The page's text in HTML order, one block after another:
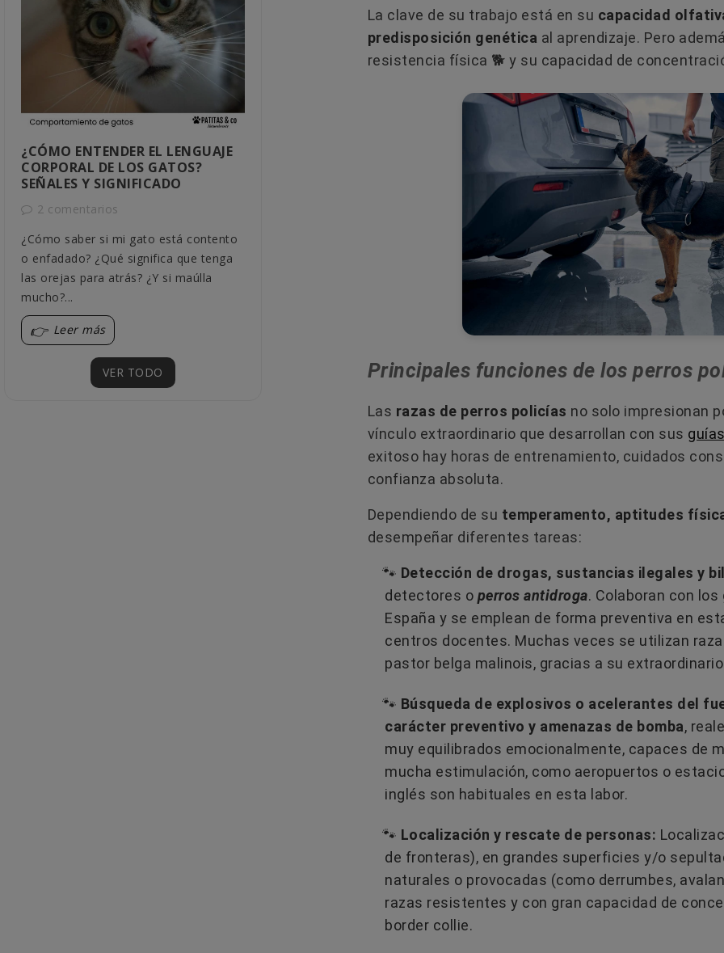
¿CÓMO ENTENDER EL LENGUAJE
CORPORAL DE LOS GATOS?
SEÑALES Y SIGNIFICADO
2 comentarios
¿Cómo saber si mi gato está contento
o enfadado? ¿Qué significa que tenga
las orejas para atrás? ¿Y si maúlla
mucho?...
Leer más
Descubre cómo diferenciar el sexo de
MI PERRO TOSE COMO SI
TUVIERA ALGO ATORADO
GARGANTA
2 comentarios
¿Tu perro tose como si se
ahogando? Puede parecer un
atragantamiento, pero hay
otras causas detrás...
Leer más
VER TODO
La clave de su trabajo está en su capacidad
predisposición genética al aprendizaje. Pero
resistencia física 🐕 y su capacidad de
Principales funciones de los perros
Las razas de perros policías no solo impresionan
vínculo extraordinario que desarrollan con sus
exitoso hay horas de entrenamiento, cuidados
confianza absoluta.
Dependiendo de su temperamento, aptitudes
desempeñar diferentes tareas:
🐾 Detección de drogas, sustancias ilegales y
detectores o perros antidroga. Colaboran con
España y se emplean de forma preventiva en
centros docentes. Muchas veces se utilizan
pastor belga malinois, gracias a su
🐾 Búsqueda de explosivos o acelerantes del
carácter preventivo y amenazas de bomba,
muy equilibrados emocionalmente, capaces de
mucha estimulación, como aeropuertos o
inglés son habituales en esta labor.
🐾 Localización y rescate de personas:
de fronteras), en grandes superficies y/o
naturales o provocadas (como derrumbes,
razas resistentes y con gran capacidad de
border collie.